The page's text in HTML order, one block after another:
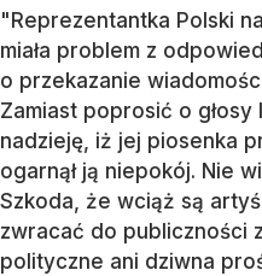
"Reprezentantka Polski
miała problem z
o przekazanie
Zamiast poprosić o
nadzieję, iż jej piosenka
ogarnął ją niepokój. Nie
Szkoda, że wciąż są
zwracać do publiczności
polityczne ani dziwna